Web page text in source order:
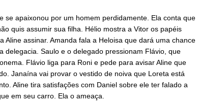
se apaixonou por um homem perdidamente. Ela conta que
quis assumir sua filha. Hélio mostra a Vitor os papéis
Aline assinar. Amanda fala a Heloisa que dará uma chance
delegacia. Saulo e o delegado pressionam Flávio, que
Flávio liga para Roni e pede para avisar Aline que
Janaína vai provar o vestido de noiva que Loreta está
Aline tira satisfações com Daniel sobre ele ter falado a
em seu carro. Ela o ameaça.